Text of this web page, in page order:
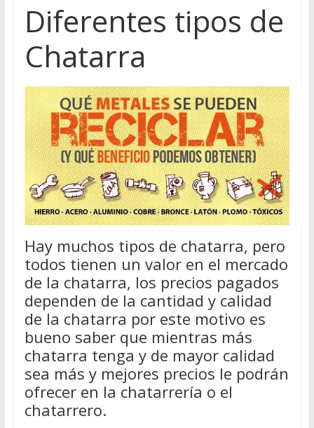
Diferentes tipos de
Chatarra
Hay muchos tipos de chatarra, pero
todos tienen un valor en el mercado
de la chatarra, los precios pagados
dependen de la cantidad y calidad
de la chatarra por este motivo es
bueno saber que mientras más
chatarra tenga y de mayor calidad
sea más y mejores precios le podrán
ofrecer en la chatarrería o el
chatarrero.